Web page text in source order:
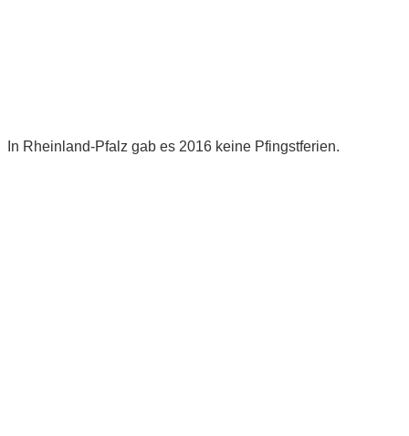
In Rheinland-Pfalz gab es 2016 keine Pfingstferien.